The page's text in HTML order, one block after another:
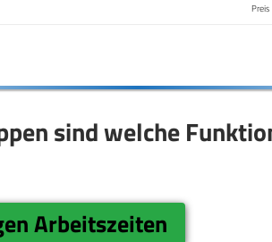
sind welche
Arbeitszeiten